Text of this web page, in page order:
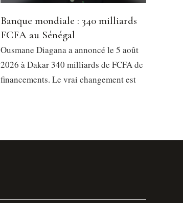
Banque mondiale : 340 milliards
FCFA au Sénégal
Ousmane Diagana a annoncé le 5 août
2026 à Dakar 340 milliards de FCFA de
financements. Le vrai changement est